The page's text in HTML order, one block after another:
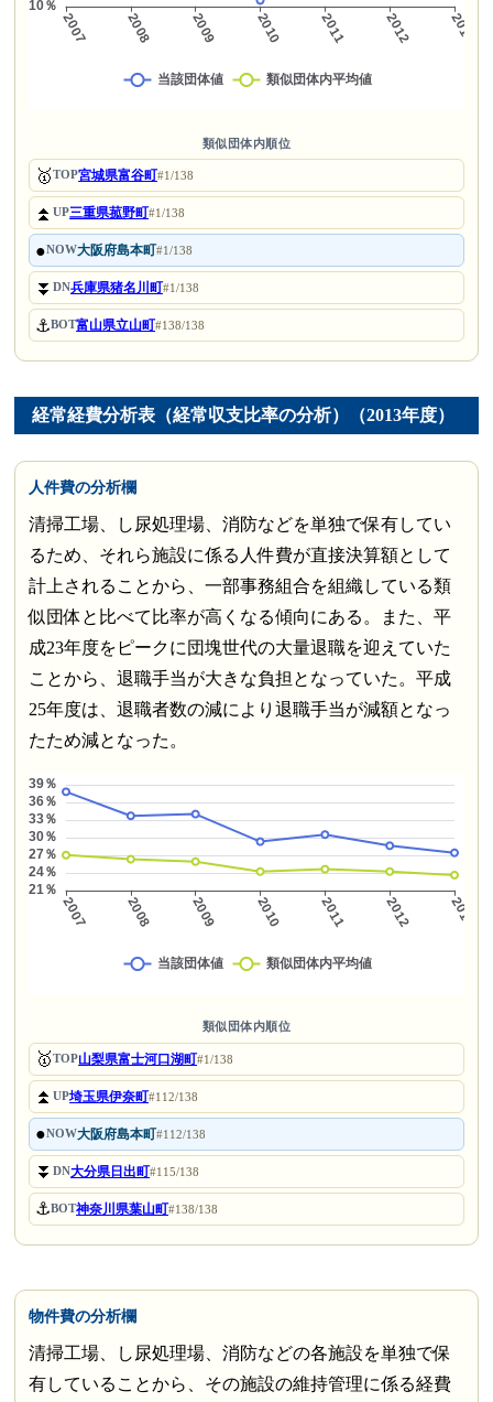
類似団体内順位
🥇TOP宮城県富谷町#1/138
⏫UP三重県菰野町#1/138
●NOW大阪府島本町#1/138
⏬DN兵庫県猪名川町#1/138
⚓BOT富山県立山町#138/138
経常経費分析表（経常収支比率の分析）（2013年度）
人件費の分析欄
清掃工場、し尿処理場、消防などを単独で保有してい
るため、それら施設に係る人件費が直接決算額として
計上されることから、一部事務組合を組織している類
似団体と比べて比率が高くなる傾向にある。また、平
成23年度をピークに団塊世代の大量退職を迎えていた
ことから、退職手当が大きな負担となっていた。平成
25年度は、退職者数の減により退職手当が減額となっ
たため減となった。
類似団体内順位
🥇TOP山梨県富士河口湖町#1/138
⏫UP埼玉県伊奈町#112/138
●NOW大阪府島本町#112/138
⏬DN大分県日出町#115/138
⚓BOT神奈川県葉山町#138/138
物件費の分析欄
清掃工場、し尿処理場、消防などの各施設を単独で保
有していることから、その施設の維持管理に係る経費